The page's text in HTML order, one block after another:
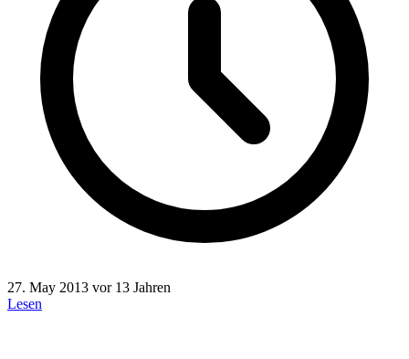
27. May 2013 vor 13 Jahren
Lesen